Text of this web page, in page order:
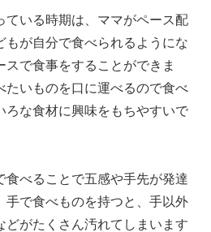
ている時期は、ママがペース配
もが自分で食べられるようにな
スで食事をすることができま
たいものを口に運べるので食べ
ろな食材に興味をもちやすいで
食べることで五感や手先が発達
手で食べものを持つと、手以外
どがたくさん汚れてしまいます